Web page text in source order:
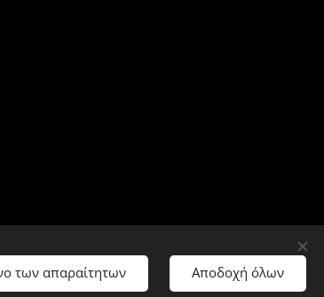
των απαραίτητων Αποδοχή όλων